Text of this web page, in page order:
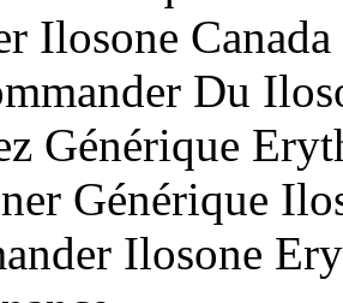
Ilosone
Du
Générique
Générique
Ilosone